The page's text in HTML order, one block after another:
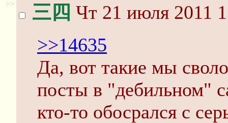
>> 三四 Чт 21 июля 2011
>>14635
Да, вот такие мы
посты в "дебильном"
кто-то обосрался с